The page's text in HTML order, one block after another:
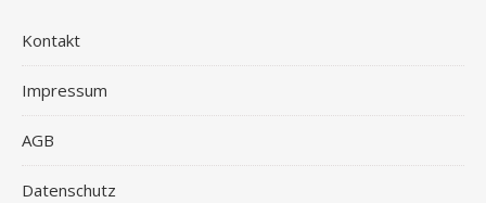
Kontakt
Impressum
AGB
Datenschutz